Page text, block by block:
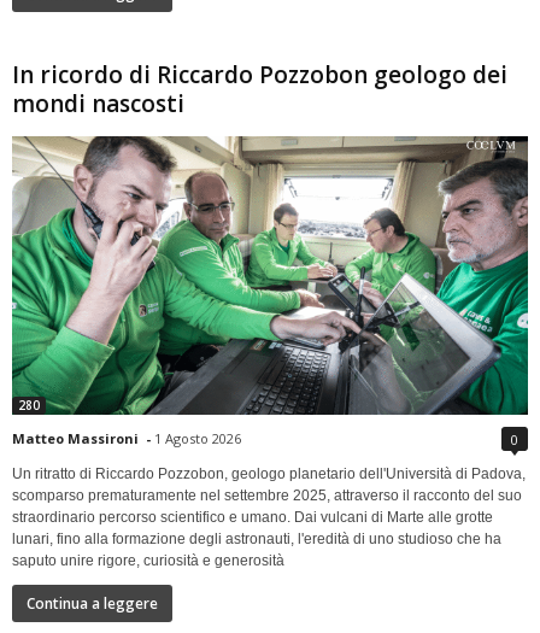
In ricordo di Riccardo Pozzobon geologo dei
mondi nascosti
280
Matteo Massironi - 1 Agosto 2026 0
Un ritratto di Riccardo Pozzobon, geologo planetario dell'Università di Padova,
scomparso prematuramente nel settembre 2025, attraverso il racconto del suo
straordinario percorso scientifico e umano. Dai vulcani di Marte alle grotte
lunari, fino alla formazione degli astronauti, l'eredità di uno studioso che ha
saputo unire rigore, curiosità e generosità
Continua a leggere